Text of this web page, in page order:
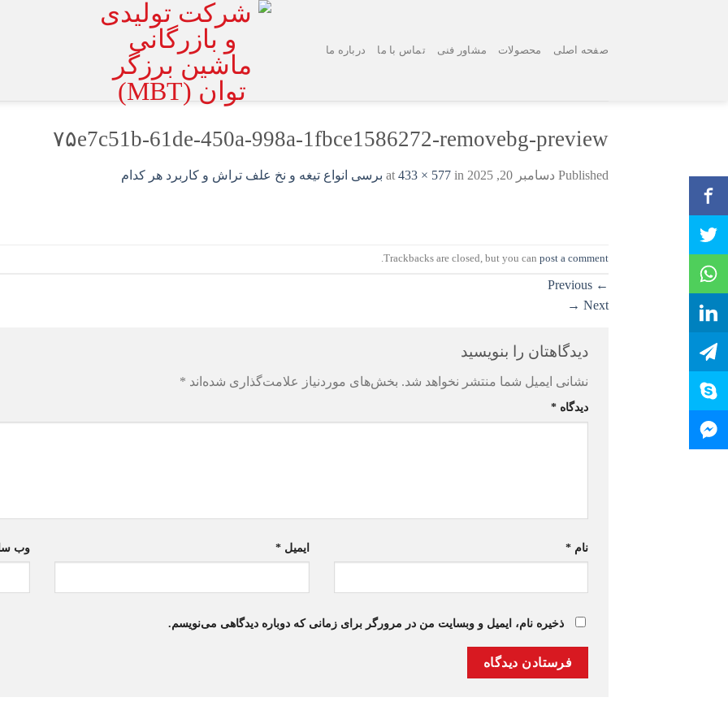
صفحه اصلی محصولات مشاور فنی تماس با ما درباره ما
۷۵e7c51b-61de-450a-998a-1fbce1586272-removebg-preview
Published دسامبر 20, 2025 433 × 577 in برسی انواع تیغه و نخ علف تراش و کاربرد هر کدام
Trackbacks are closed, but you can post a comment
.
←
Next
→
دیدگاهتان را بنویسید
نشانی ایمیل شما منتشر نخواهد شد. بخش‌های موردنیاز علامت‌گذاری شده‌اند *
دیدگاه *
نام * ایمیل* وب‌
ذخیره نام، ایمیل و وبسایت من در مرورگر برای زمانی که دوباره دیدگاهی می‌نویسم.